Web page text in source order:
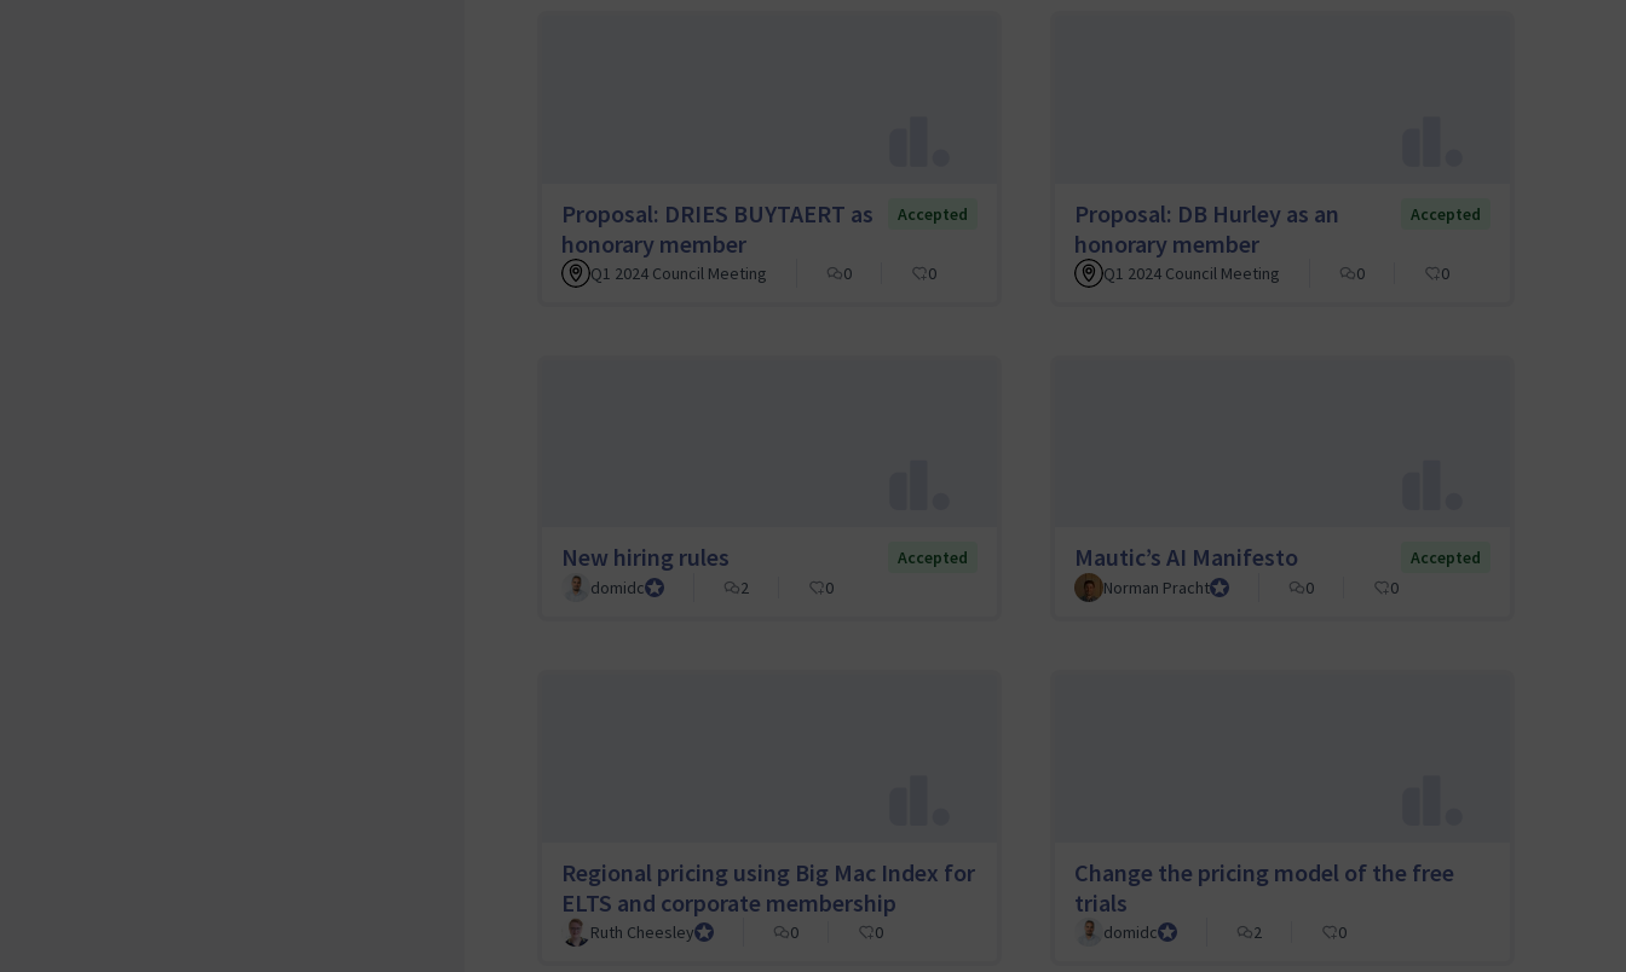
Proposal: DRIES BUYTAERT as
honorary member
Accepted
Q1 2024 Council Meeting 0 0
Proposal: DB Hurley as an
honorary member
Accepted
Q1 2024 Council Meeting 0 0
New hiring rules
Accepted
domidcCouncil member
2 0
Mautic’s AI Manifesto
Accepted
Norman PrachtCouncil member
0 0
Regional pricing using Big Mac Index for
ELTS and corporate membership
Ruth CheesleyMautic Project Lead
0 0
Change the pricing model of the free
trials
domidcCouncil member
2 0